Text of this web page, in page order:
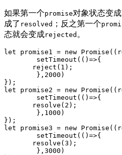
如果第一个promise对象状态变成
成了 resolved ；反之第一个
态就会变成rejected 。
let promise1 = new Promise ( (
setTimeout ( ()=>{
       reject(
1 );
	},
2000 )
let promise2 = new Promise ( (
setTimeout ( ()=>{
       resolve(
2 );
	},
1000 )
let promise3 = new Promise ( (
setTimeout ( ()=>{
       resolve(
3 );
	},
3000 )